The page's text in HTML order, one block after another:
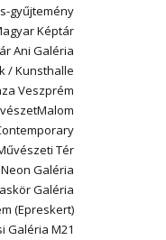
gyűjtemény
Képtár
Ani Galéria
/ Kunsthalle
Veszprém
Tér
Neon Galéria
Galéria
(Epreskert)
Galéria M21